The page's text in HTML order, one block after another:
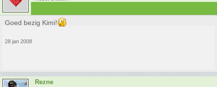
Goed bezig Kimi!
28 jan 2008
Rezne